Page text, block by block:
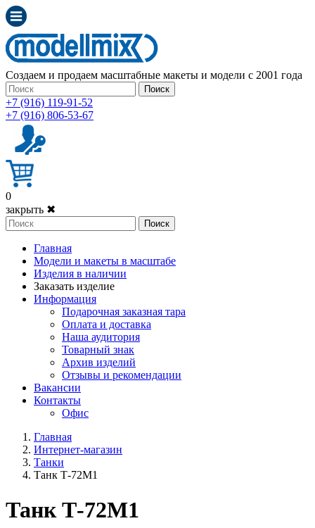
Создаем и продаем масштабные макеты и модели с 2001 года
Поиск
+7 (916) 119-91-52
+7 (916) 806-53-67
0
закрыть ✖
Поиск
Главная
Модели и макеты в масштабе
Изделия в наличии
Заказать изделие
Информация
Подарочная заказная тара
Оплата и доставка
Наша аудитория
Товарный знак
Архив изделий
Отзывы и рекомендации
Вакансии
Контакты
Офис
Главная
Интернет-магазин
Танки
Танк Т-72М1
Танк Т-72М1